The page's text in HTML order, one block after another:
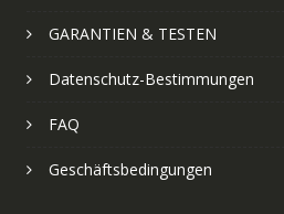
GARANTIEN & TESTEN
Datenschutz-Bestimmungen
FAQ
Geschäftsbedingungen